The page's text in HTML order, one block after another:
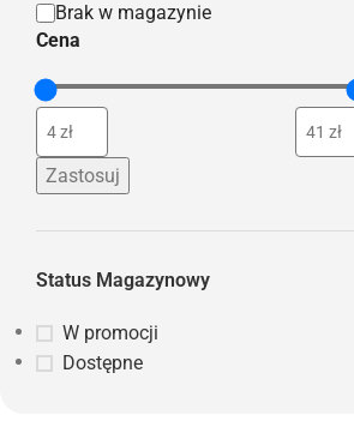
Brak w magazynie
Cena
Zastosuj
Status Magazynowy
W promocji
Dostępne